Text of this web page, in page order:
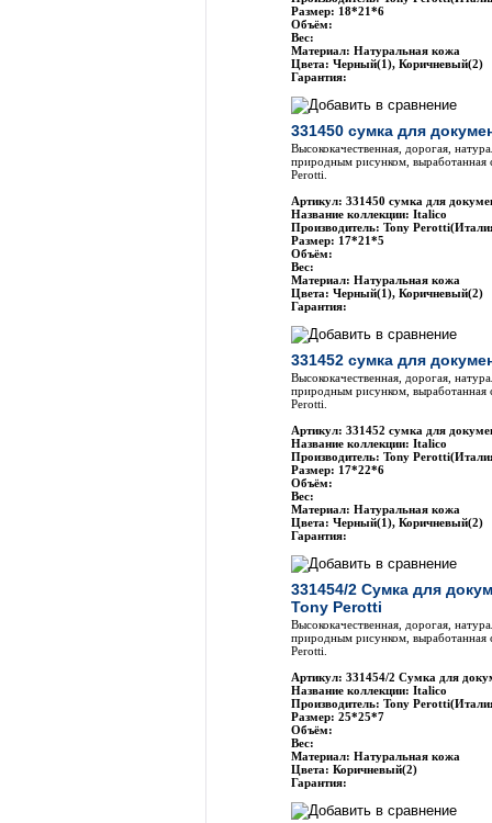
Размер: 18*21*6
Объём:
Вес:
Материал: Натуральная кожа
Цвета: Черный(1), Коричневый(2)
Гарантия:
331450 сумка для
Высококачественная, дорогая,
природным рисунком, выработанная
Perotti.
Артикул: 331450 сумка для
Название коллекции: Italico
Производитель: Tony
Размер: 17*21*5
Объём:
Вес:
Материал: Натуральная кожа
Цвета: Черный(1), Коричневый(2)
Гарантия:
331452 сумка для
Высококачественная, дорогая,
природным рисунком, выработанная
Perotti.
Артикул: 331452 сумка для
Название коллекции: Italico
Производитель: Tony
Размер: 17*22*6
Объём:
Вес:
Материал: Натуральная кожа
Цвета: Черный(1), Коричневый(2)
Гарантия:
331454/2 Сумка для
Tony Perotti
Высококачественная, дорогая,
природным рисунком, выработанная
Perotti.
Артикул: 331454/2 Сумка для
Название коллекции: Italico
Производитель: Tony
Размер: 25*25*7
Объём:
Вес:
Материал: Натуральная кожа
Цвета: Коричневый(2)
Гарантия: